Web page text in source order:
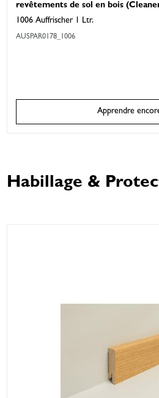
revêtements de sol en bois
1006 Auffrischer 1 Ltr.
AUSPAR0178_1006
Apprendre
Habillage &